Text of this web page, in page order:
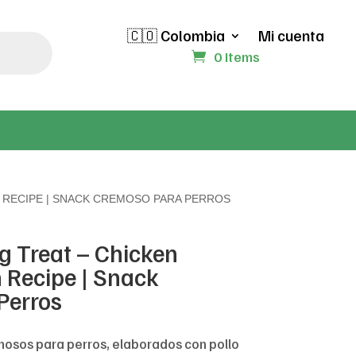
🇨🇴 Colombia Mi cuenta
0 Items
| SNACK CREMOSO PARA PERROS
Treat – Chicken
| Snack
para perros, elaborados con pollo